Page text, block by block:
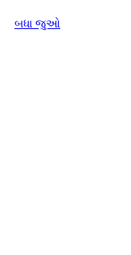
બધા સમીક્ષાઓ
જુઓ